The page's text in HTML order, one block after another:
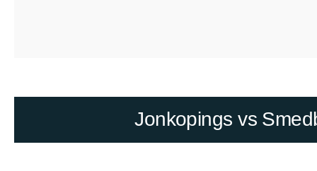
Jonkopings vs